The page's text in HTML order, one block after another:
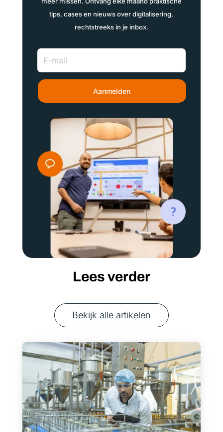
tips, cases en nieuws over digitalisering,
rechtstreeks in je inbox.
Aanmelden
Lees verder
Bekijk alle artikelen